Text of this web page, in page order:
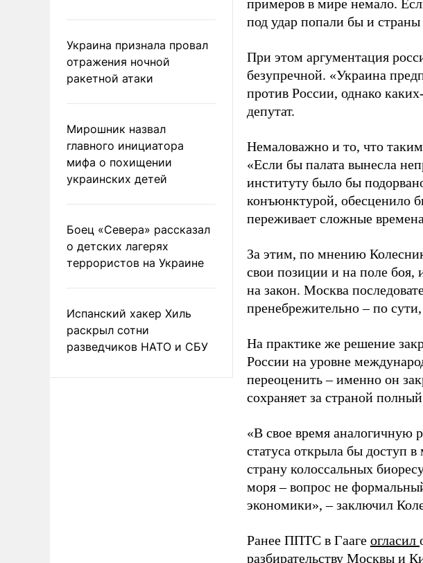
Украина признала провал
отражения ночной
ракетной атаки
Мирошник назвал
главного инициатора
мифа о похищении
украинских детей
Боец «Севера» рассказал
о детских лагерях
террористов на Украине
Испанский хакер Хиль
раскрыл сотни
разведчиков НАТО и СБУ
примеров в мире немало.
под удар попали бы и
При этом аргументация
безупречной. «Украина
против России, однако
депутат.
Немаловажно и то, что
«Если бы палата вынесла
институту было бы
конъюнктурой, обесценило
переживает сложные
За этим, по мнению
свои позиции и на поле боя,
на закон. Москва
пренебрежительно – по
На практике же решение
России на уровне
переоценить – именно он
сохраняет за страной
«В свое время аналогичную
статуса открыла бы доступ
страну колоссальных
моря – вопрос не
экономики», – заключил
Ранее ППТС в Гааге огласил
разбирательству Москвы и